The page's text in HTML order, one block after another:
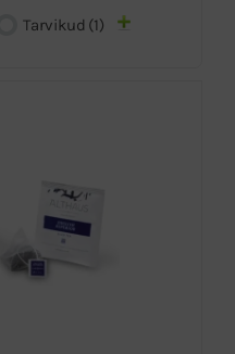
Tarvikud (1)